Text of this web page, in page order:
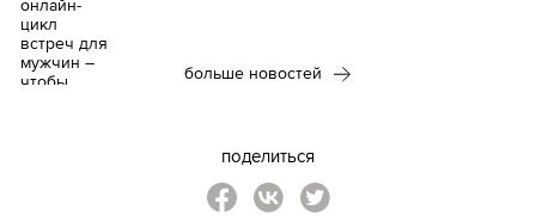
больше новостей
поделиться